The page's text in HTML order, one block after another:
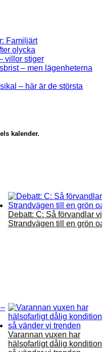
Familjärt
olycka
villor stiger
– men lägenheterna
– här är de största
kalender.
Debatt: C: Så förvandlar vi
Strandvägen till en grön
Varannan vuxen har
hälsofarligt dålig